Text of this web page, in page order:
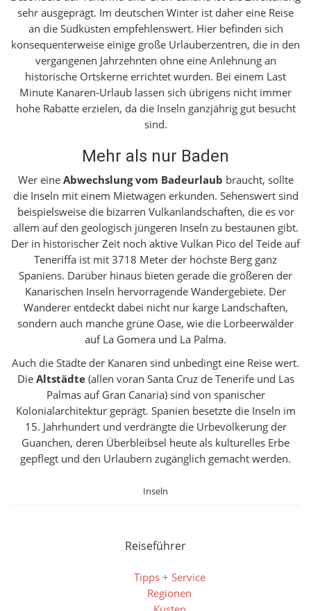
sehr ausgeprägt. Im deutschen Winter ist daher eine Reise
an die Südküsten empfehlenswert. Hier befinden sich
konsequenterweise einige große Urlauberzentren, die in den
vergangenen Jahrzehnten ohne eine Anlehnung an
historische Ortskerne errichtet wurden. Bei einem Last
Minute Kanaren-Urlaub lassen sich übrigens nicht immer
hohe Rabatte erzielen, da die Inseln ganzjährig gut besucht
sind.
Mehr als nur Baden
Wer eine Abwechslung vom Badeurlaub braucht, sollte
die Inseln mit einem Mietwagen erkunden. Sehenswert sind
beispielsweise die bizarren Vulkanlandschaften, die es vor
allem auf den geologisch jüngeren Inseln zu bestaunen gibt.
Der in historischer Zeit noch aktive Vulkan Pico del Teide auf
Teneriffa ist mit 3718 Meter der höchste Berg ganz
Spaniens. Darüber hinaus bieten gerade die größeren der
Kanarischen Inseln hervorragende Wandergebiete. Der
Wanderer entdeckt dabei nicht nur karge Landschaften,
sondern auch manche grüne Oase, wie die Lorbeerwälder
auf La Gomera und La Palma.
Auch die Städte der Kanaren sind unbedingt eine Reise wert.
Die Altstädte(allen voran Santa Cruz de Tenerife und Las
Palmas auf Gran Canaria) sind von spanischer
Kolonialarchitektur geprägt. Spanien besetzte die Inseln im
15. Jahrhundert und verdrängte die Urbevölkerung der
Guanchen, deren Überbleibsel heute als kulturelles Erbe
gepflegt und den Urlaubern zugänglich gemacht werden.
Inseln
Reiseführer
Tipps + Service
Regionen